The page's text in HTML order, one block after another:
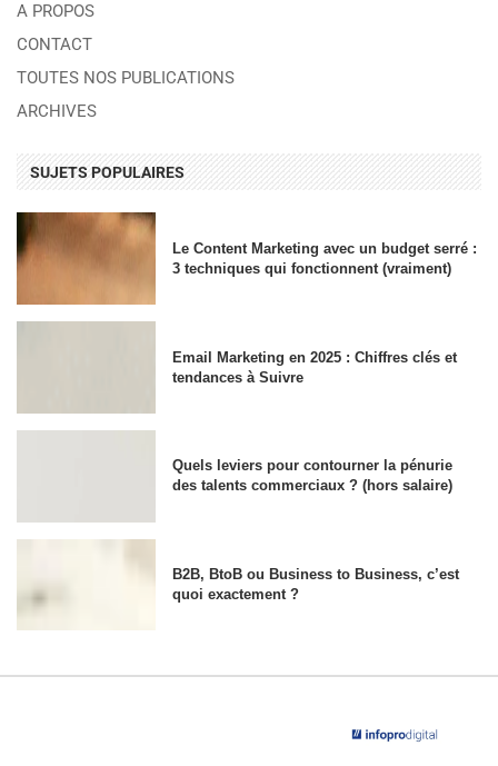
A PROPOS
CONTACT
TOUTES NOS PUBLICATIONS
ARCHIVES
SUJETS POPULAIRES
Le Content Marketing avec un budget serré :
3 techniques qui fonctionnent (vraiment)
Email Marketing en 2025 : Chiffres clés et
tendances à Suivre
Quels leviers pour contourner la pénurie
des talents commerciaux ? (hors salaire)
B2B, BtoB ou Business to Business, c’est
quoi exactement ?